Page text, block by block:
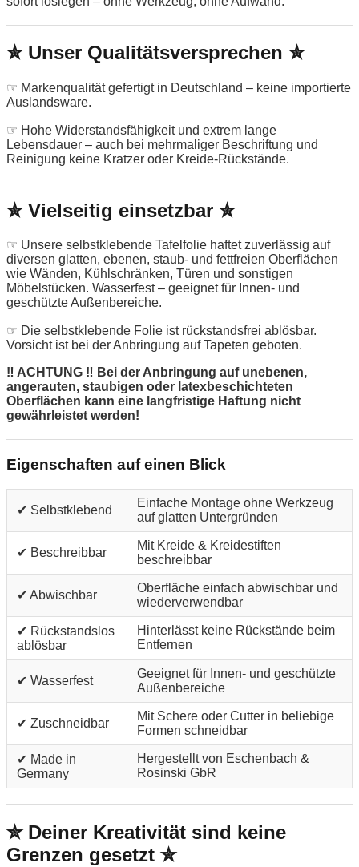
✮ Unser Qualitätsversprechen ✮
☞ Markenqualität gefertigt in Deutschland – keine importierte
Auslandsware.
☞ Hohe Widerstandsfähigkeit und extrem lange
Lebensdauer – auch bei mehrmaliger Beschriftung und
Reinigung keine Kratzer oder Kreide-Rückstände.
✮ Vielseitig einsetzbar ✮
☞ Unsere selbstklebende Tafelfolie haftet zuverlässig auf
diversen glatten, ebenen, staub- und fettfreien Oberflächen
wie Wänden, Kühlschränken, Türen und sonstigen
Möbelstücken. Wasserfest – geeignet für Innen- und
geschützte Außenbereiche.
☞ Die selbstklebende Folie ist rückstandsfrei ablösbar.
Vorsicht ist bei der Anbringung auf Tapeten geboten.
‼ ACHTUNG ‼ Bei der Anbringung auf unebenen,
angerauten, staubigen oder latexbeschichteten
Oberflächen kann eine langfristige Haftung nicht
gewährleistet werden!
Eigenschaften auf einen Blick
✔ Selbstklebend
Einfache Montage ohne Werkzeug
auf glatten Untergründen
✔ Beschreibbar
Mit Kreide & Kreidestiften
beschreibbar
✔ Abwischbar
Oberfläche einfach abwischbar und
wiederverwendbar
✔ Rückstandslos
ablösbar
Hinterlässt keine Rückstände beim
Entfernen
✔ Wasserfest
Geeignet für Innen- und geschützte
Außenbereiche
✔ Zuschneidbar
Mit Schere oder Cutter in beliebige
Formen schneidbar
✔ Made in
Germany
Hergestellt von Eschenbach &
Rosinski GbR
✮ Deiner Kreativität sind keine
Grenzen gesetzt ✮